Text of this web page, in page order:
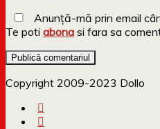
Anunță-mă prin email
Te poti abona si fara sa
Copyright 2009-2023 Dollo